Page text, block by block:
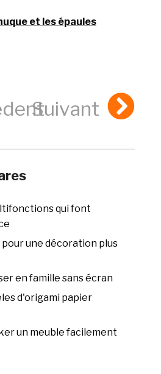
et les épaules
Suivant
qui font
une décoration plus
en famille sans écran
d'origami papier
un meuble facilement